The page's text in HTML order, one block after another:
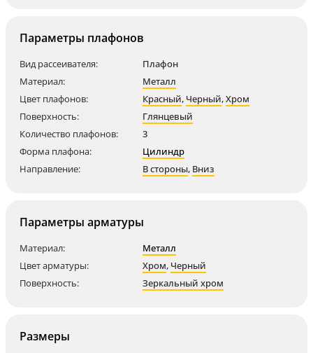
Параметры плафонов
Вид рассеивателя:
Плафон
Материал:
Металл
Цвет плафонов:
Красный, Черный,Хром
Поверхность:
Глянцевый
Количество плафонов:
3
Форма плафона:
Цилиндр
Направление:
В стороны, Вниз
Параметры арматуры
Материал:
Металл
Цвет арматуры:
Хром, Черный
Поверхность:
Зеркальный хром
Размеры